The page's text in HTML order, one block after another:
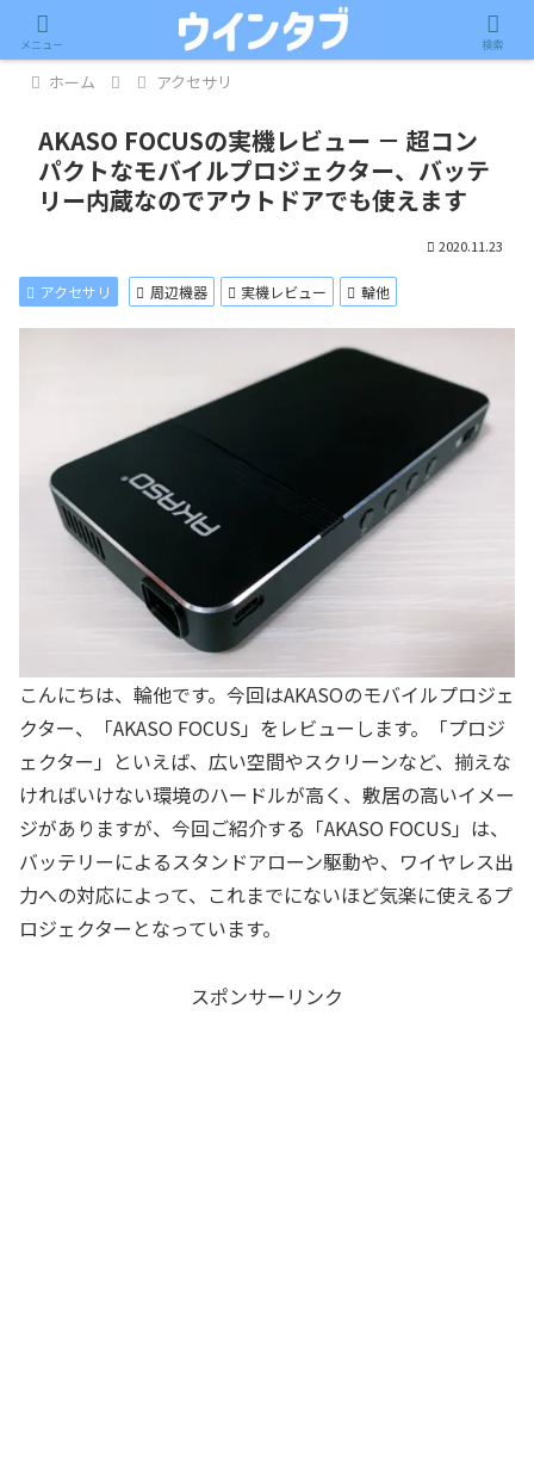
記事内に広告が含まれています。
ホーム アクセサリ
AKASO FOCUSの実機レビュー － 超コン
パクトなモバイルプロジェクター、バッテ
リー内蔵なのでアウトドアでも使えます
2020.11.23
アクセサリ 周辺機器 実機レビュー 輪他
こんにちは、輪他です。今回はAKASOのモバイルプロジェ
クター、「AKASO FOCUS」をレビューします。「プロジ
ェクター」といえば、広い空間やスクリーンなど、揃えな
ければいけない環境のハードルが高く、敷居の高いイメー
ジがありますが、今回ご紹介する「AKASO FOCUS」は、
バッテリーによるスタンドアローン駆動や、ワイヤレス出
力への対応によって、これまでにないほど気楽に使えるプ
ロジェクターとなっています。
スポンサーリンク
メニュー 検索